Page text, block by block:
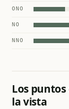
ONO
NO
NNO
Los
la vista